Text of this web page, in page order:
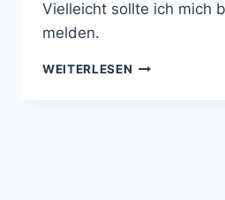
Vielleicht sollte ich mich
melden.
WEITERLESEN ICH